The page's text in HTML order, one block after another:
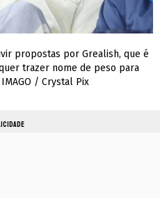
propostas por Grealish, que é
trazer nome de peso para
/ Crystal Pix